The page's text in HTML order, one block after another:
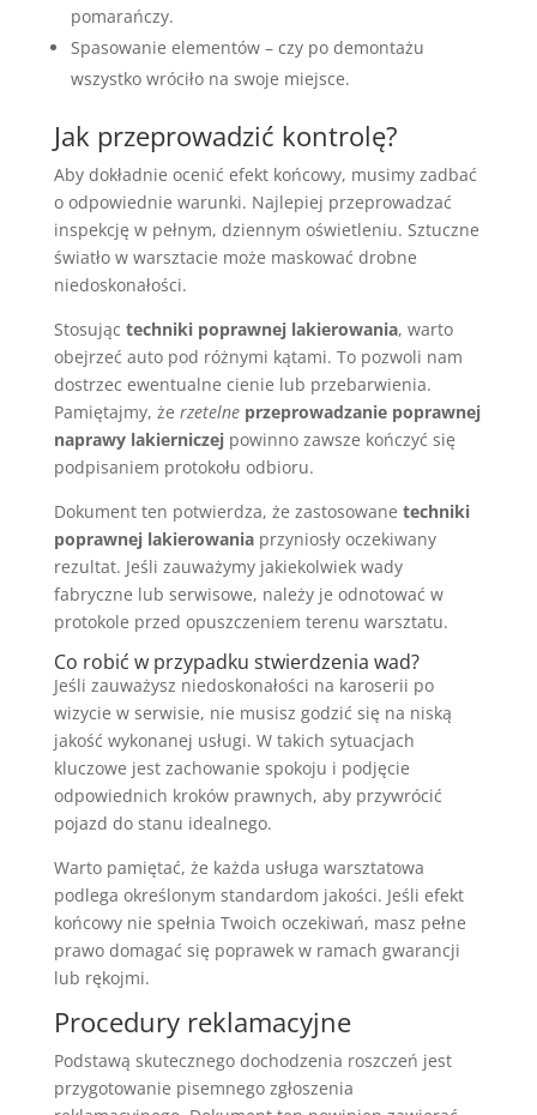
pomarańczy.
Spasowanie elementów – czy po demontażu
wszystko wróciło na swoje miejsce.
Jak przeprowadzić kontrolę?
Aby dokładnie ocenić efekt końcowy, musimy zadbać
o odpowiednie warunki. Najlepiej przeprowadzać
inspekcję w pełnym, dziennym oświetleniu. Sztuczne
światło w warsztacie może maskować drobne
niedoskonałości.
Stosując techniki poprawnej lakierowania, warto
obejrzeć auto pod różnymi kątami. To pozwoli nam
dostrzec ewentualne cienie lub przebarwienia.
Pamiętajmy, że rzetelne przeprowadzanie poprawnej
naprawy lakierniczejpowinno zawsze kończyć się
podpisaniem protokołu odbioru.
Dokument ten potwierdza, że zastosowane techniki
poprawnej lakierowaniaprzyniosły oczekiwany
rezultat. Jeśli zauważymy jakiekolwiek wady
fabryczne lub serwisowe, należy je odnotować w
protokole przed opuszczeniem terenu warsztatu.
Co robić w przypadku stwierdzenia wad?
Jeśli zauważysz niedoskonałości na karoserii po
wizycie w serwisie, nie musisz godzić się na niską
jakość wykonanej usługi. W takich sytuacjach
kluczowe jest zachowanie spokoju i podjęcie
odpowiednich kroków prawnych, aby przywrócić
pojazd do stanu idealnego.
Warto pamiętać, że każda usługa warsztatowa
podlega określonym standardom jakości. Jeśli efekt
końcowy nie spełnia Twoich oczekiwań, masz pełne
prawo domagać się poprawek w ramach gwarancji
lub rękojmi.
Procedury reklamacyjne
Podstawą skutecznego dochodzenia roszczeń jest
przygotowanie pisemnego zgłoszenia